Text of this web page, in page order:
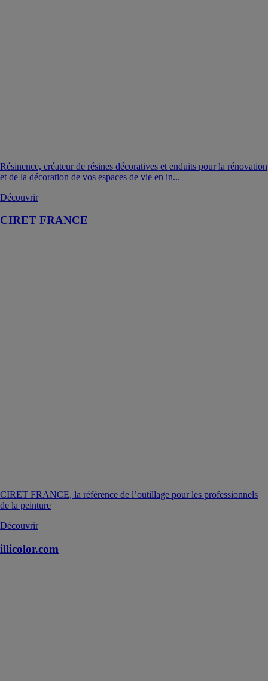
Résinence, créateur de résines décoratives et enduits pour la rénovation
et de la décoration de vos espaces de vie en in...
Découvrir
CIRET FRANCE
CIRET FRANCE, la référence de l’outillage pour les professionnels
de la peinture
Découvrir
illicolor.com